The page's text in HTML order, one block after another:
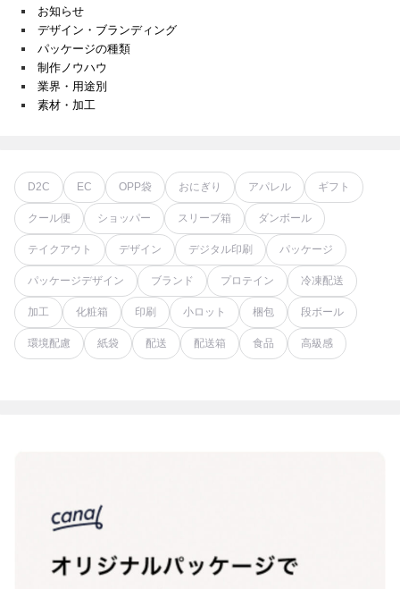
お知らせ
デザイン・ブランディング
パッケージの種類
制作ノウハウ
業界・用途別
素材・加工
D2C EC OPP袋 おにぎり アパレル ギフト
クール便 ショッパー スリーブ箱 ダンボール
テイクアウト デザイン デジタル印刷 パッケージ
パッケージデザイン ブランド プロテイン 冷凍配送
加工 化粧箱 印刷 小ロット 梱包 段ボール
環境配慮 紙袋 配送 配送箱 食品 高級感